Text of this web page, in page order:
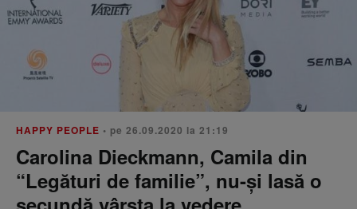
HAPPY PEOPLE • pe 26.09.2020 la 21:19
Carolina Dieckmann, Camila din
“Legături de familie”, nu-și lasă o